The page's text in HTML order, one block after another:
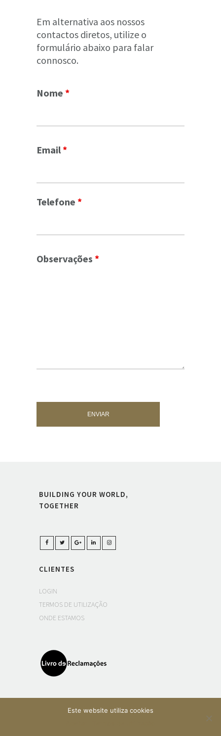
Em alternativa aos nossos
contactos diretos, utilize o
formulário abaixo para falar
connosco.
Nome *
Email*
Telefone *
Observações *
BUILDING YOUR WORLD,
TOGETHER
CLIENTES
LOGIN
TERMOS DE UTILIZAÇÃO
ONDE ESTAMOS
Este website utiliza cookies